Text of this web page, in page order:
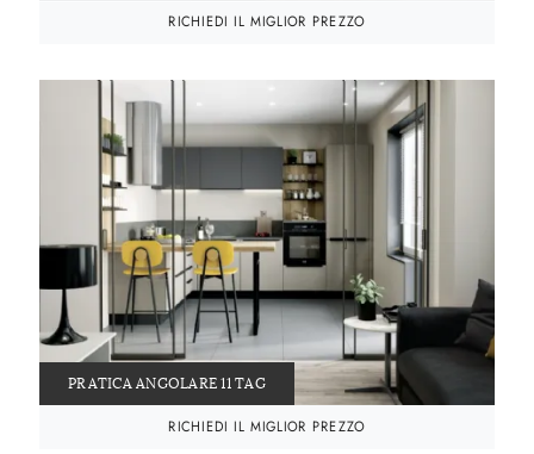
RICHIEDI IL MIGLIOR PREZZO
PRATICA ANGOLARE 11 TAG
RICHIEDI IL MIGLIOR PREZZO